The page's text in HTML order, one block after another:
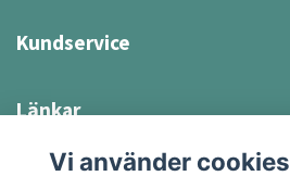
Kundservice
Länkar
Vi använder cookies